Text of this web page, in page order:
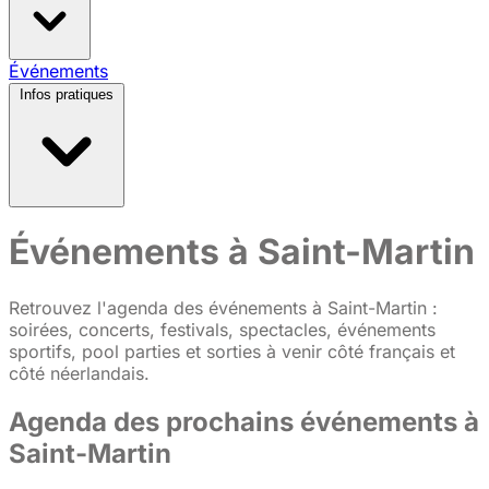
Taxi à Saint-Martin
SXM Location de voiture à Saint-Martin
Événements
Infos pratiques
Formalités d'entrée Santé & pharmacies Internet, eSIM &
téléphone Conseils pour un premier voyage
Événements à Saint-Martin
Retrouvez l'agenda des événements à Saint-Martin :
soirées, concerts, festivals, spectacles, événements
sportifs, pool parties et sorties à venir côté français et
côté néerlandais.
Agenda des prochains événements à
Saint-Martin